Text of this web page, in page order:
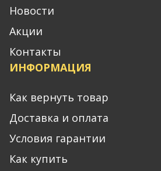
Новости
Акции
Контакты
ИНФОРМАЦИЯ
Как вернуть товар
Доставка и оплата
Условия гарантии
Как купить